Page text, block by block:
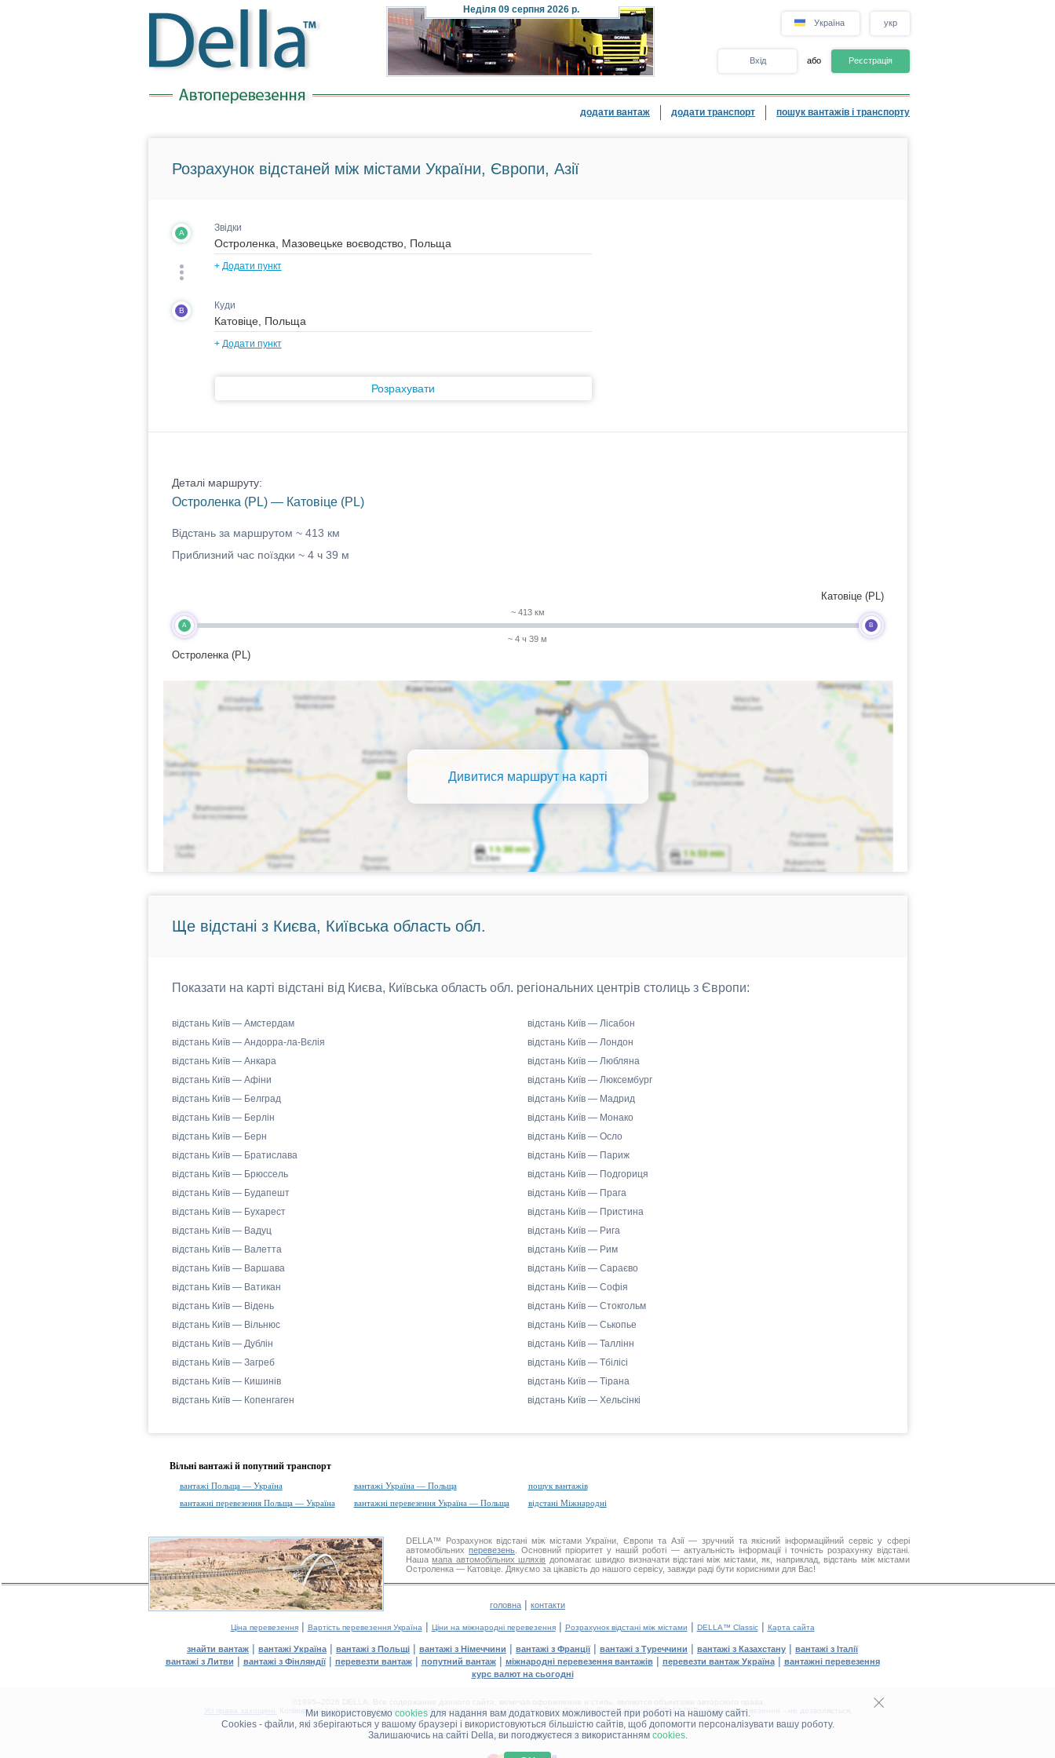
Неділя 09 серпня 2026 р.
Україна укр
Вхід або Реєстрація
додати вантаж додати транспорт пошук вантажів і транспорту
Ми використовуємо cookiesдля надання вам додаткових можливостей при роботі на нашому сайті.
Cookies - файли, які зберігаються у вашому браузері і використовуються більшістю сайтів, щоб допомогти персоналізувати вашу роботу.
Залишаючись на сайті Della, ви погоджуєтеся з використанням cookies.
Розрахунок відстаней між містами України, Європи, Азії
A Звідки
+ Додати пункт
B Куди
+ Додати пункт
Розрахувати
Деталі маршруту:
Остроленка (PL) — Катовіце (PL)
Відстань за маршрутом ~ 413 км
Приблизний час поїздки ~ 4 ч 39 м
A
Остроленка (PL)
~ 413 км
~ 4 ч 39 м
B
Катовіце (PL)
Дивитися маршрут на карті
Ще відстані з Києва, Київська область обл.
Показати на карті відстані від Києва, Київська область обл. регіональних центрів столиць з Європи:
відстань Київ — Амстердам
відстань Київ — Андорра-ла-Вєлія
відстань Київ — Анкара
відстань Київ — Афіни
відстань Київ — Белград
відстань Київ — Берлін
відстань Київ — Берн
відстань Київ — Братислава
відстань Київ — Брюссель
відстань Київ — Будапешт
відстань Київ — Бухарест
відстань Київ — Вадуц
відстань Київ — Валетта
відстань Київ — Варшава
відстань Київ — Ватикан
відстань Київ — Відень
відстань Київ — Вільнюс
відстань Київ — Дублін
відстань Київ — Загреб
відстань Київ — Кишинів
відстань Київ — Копенгаген
відстань Київ — Лісабон
відстань Київ — Лондон
відстань Київ — Любляна
відстань Київ — Люксембург
відстань Київ — Мадрид
відстань Київ — Монако
відстань Київ — Осло
відстань Київ — Париж
відстань Київ — Подгориця
відстань Київ — Прага
відстань Київ — Пристина
відстань Київ — Рига
відстань Київ — Рим
відстань Київ — Сараєво
відстань Київ — Софія
відстань Київ — Стокгольм
відстань Київ — Ськопье
відстань Київ — Таллінн
відстань Київ — Тбілісі
відстань Київ — Тірана
відстань Київ — Хельсінкі
Вільні вантажі й попутний транспорт
вантажі Польща — Україна вантажі Україна — Польща
пошук вантажів
вантажні перевезення Польща — Україна
вантажні перевезення Україна — Польща відстані Міжнародні
DELLA™ Розрахунок відстані між містами України, Європи та Азії — зручний та якісний інформаційний сервіс у сфері
автомобільнихперевезень . Основний пріоритет у нашій роботі — актуальність інформації і точність розрахунку відстані.
Нашамапа автомобільних шляхів допомагає швидко визначати відстані між містами, як, наприклад, відстань між містами
Остроленка — Катовіце. Дякуємо за цікавість до нашого сервісу, завжди раді бути корисними для Вас!
головна | контакти
Ціна перевезення| Вартість перевезення Україна | Ціни на міжнародні перевезення| Розрахунок відстані між містами | DELLA™ Classic| Карта сайта
знайти вантаж | вантажі Україна | вантажі з Польщі | вантажі з Німеччини | вантажі з Франції| вантажі з Туреччини | вантажі з Казахстану | вантажі з Італії
вантажі з Литви | вантажі з Фінляндії| перевезти вантаж| попутний вантаж| міжнародні перевезення вантажів| перевезти вантаж Україна| вантажні перевезення
курс валют на сьогодні
©1995–2026 DELLA. Все содержание данного сайта, включая оформление и стиль, являются объектами авторского права.
Усі права захищені.
Копіювання та розміщення в інших засобах інформації та інтернет-сайтах без офіційного дозволу 'DELLA™ Вантажні перевезення' - не дозволяється.
ДЕЛЛА® — ВАШІВАНТАЖНІ ПЕРЕВЕЗЕННЯ™!